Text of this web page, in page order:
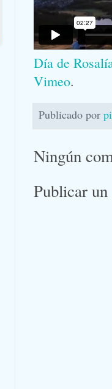
Día de
Vimeo.
Publicado por
Ningún
Publicar